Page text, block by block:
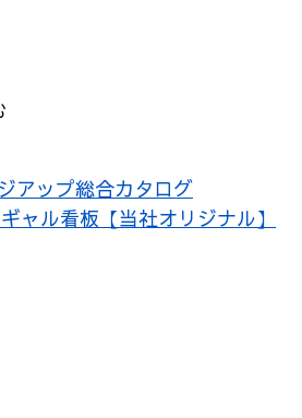
アップ総合カタログ
ギャル看板【当社オリジナル】